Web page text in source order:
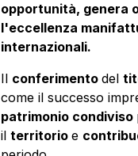
opportunità, genera
l'eccellenza
internazionali.
Il conferimento del
come il successo
patrimonio condiviso
il territorio e